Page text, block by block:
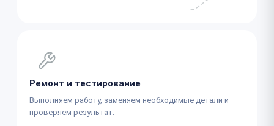
Ремонт и тестирование
Выполняем работу, заменяем необходимые детали и
проверяем результат.